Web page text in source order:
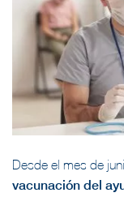
Desde el mes de
vacunación del